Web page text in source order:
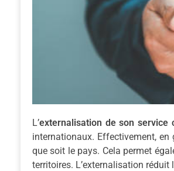
L’externalisation de son service
internationaux. Effectivement,
que soit le pays. Cela permet
territoires. L’externalisation